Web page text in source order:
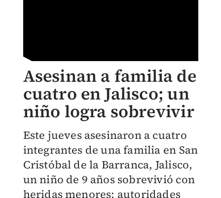
Asesinan a familia de
cuatro en Jalisco; un
niño logra sobrevivir
Este jueves asesinaron a cuatro
integrantes de una familia en San
Cristóbal de la Barranca, Jalisco,
un niño de 9 años sobrevivió con
heridas menores; autoridades